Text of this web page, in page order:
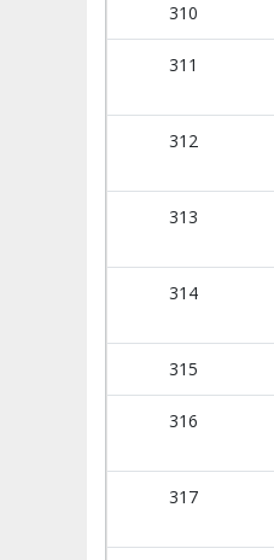
310
311
312
313
314
315
316
317